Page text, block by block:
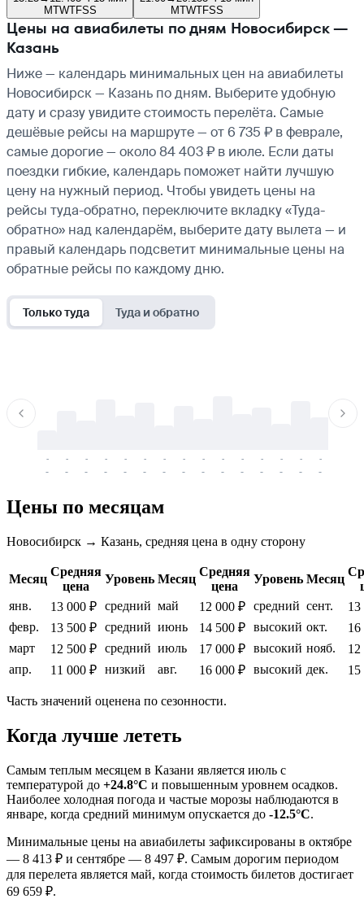
MTWTFSS
MTWTFSS
Цены на авиабилеты по дням Новосибирск —
Казань
Ниже — календарь минимальных цен на авиабилеты
Новосибирск — Казань по дням. Выберите удобную
дату и сразу увидите стоимость перелёта. Самые
дешёвые рейсы на маршруте — от 6 735 ₽ в феврале,
самые дорогие — около 84 403 ₽ в июле. Если даты
поездки гибкие, календарь поможет найти лучшую
цену на нужный период. Чтобы увидеть цены на
рейсы туда-обратно, переключите вкладку «Туда-
обратно» над календарём, выберите дату вылета — и
правый календарь подсветит минимальные цены на
обратные рейсы по каждому дню.
Только туда Туда и обратно
-
-
-
-
-
-
-
-
-
-
-
-
-
-
-
-
-
-
-
-
-
-
-
-
-
-
-
-
-
-
Цены по месяцам
Новосибирск → Казань, средняя цена в одну сторону
Месяц
Средняя
цена
Уровень Месяц
Средняя
цена
Уровень Месяц
янв.
13 000 ₽ средний май 12 000 ₽ средний сент.
13
февр.
13 500 ₽ средний июнь 14 500 ₽ высокий окт.
16
март
12 500 ₽ средний июль 17 000 ₽ высокий нояб.
12
апр.
11 000 ₽ низкий авг. 16 000 ₽ высокий дек. 15
Часть значений оценена по сезонности.
Когда лучше лететь
Самым теплым месяцем в Казани является июль с
температурой до +24.8°C и повышенным уровнем осадков.
Наиболее холодная погода и частые морозы наблюдаются в
январе, когда средний минимум опускается до -12.5°C.
Минимальные цены на авиабилеты зафиксированы в октябре
— 8 413 ₽ и сентябре — 8 497 ₽. Самым дорогим периодом
для перелета является май, когда стоимость билетов достигает
69 659 ₽.